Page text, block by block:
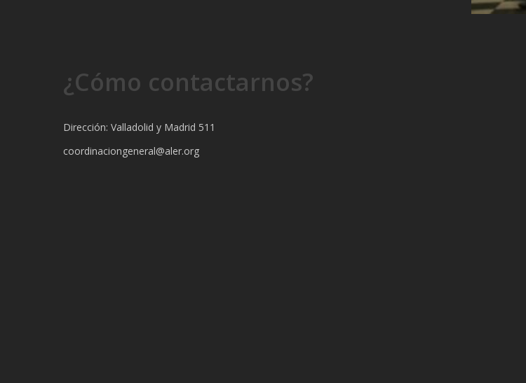
¿Cómo contactarnos?
Dirección: Valladolid y Madrid 511
coordinaciongeneral@aler.org